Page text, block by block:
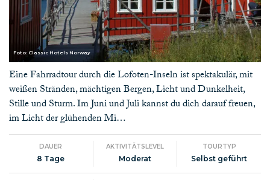
Foto: Classic Hotels Norway
Eine Fahrradtour durch die Lofoten-Inseln ist spektakulär, mit
weißen Stränden, mächtigen Bergen, Licht und Dunkelheit,
Stille und Sturm. Im Juni und Juli kannst du dich darauf freuen,
im Licht der glühenden Mi…
DAUER
8 Tage
AKTIVITÄTSLEVEL
Moderat
TOURTYP
Selbst geführt